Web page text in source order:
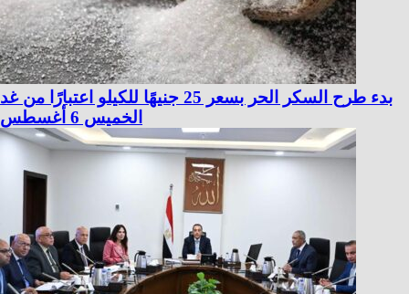
بدء طرح السكر الحر بسعر 25 جنيهًا للكيلو اعتبارًا من غد
الخميس 6 أغسطس